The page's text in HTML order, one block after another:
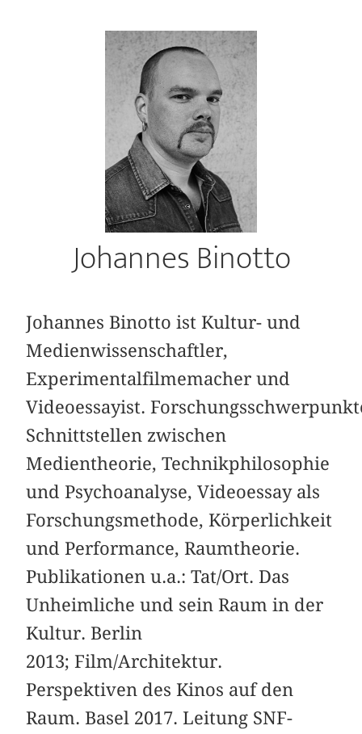
Johannes Binotto
Johannes Binotto ist Kultur- und
Medienwissenschaftler,
Experimentalfilmemacher und
Videoessayist.
Schnittstellen zwischen
Medientheorie, Technikphilosophie
und Psychoanalyse, Videoessay als
Forschungsmethode, Körperlichkeit
und Performance, Raumtheorie.
Publikationen u.a.: Tat/Ort. Das
Unheimliche und sein Raum in der
Kultur. Berlin
2013; Film/Architektur.
Perspektiven des Kinos auf den
Raum. Basel 2017. Leitung SNF-